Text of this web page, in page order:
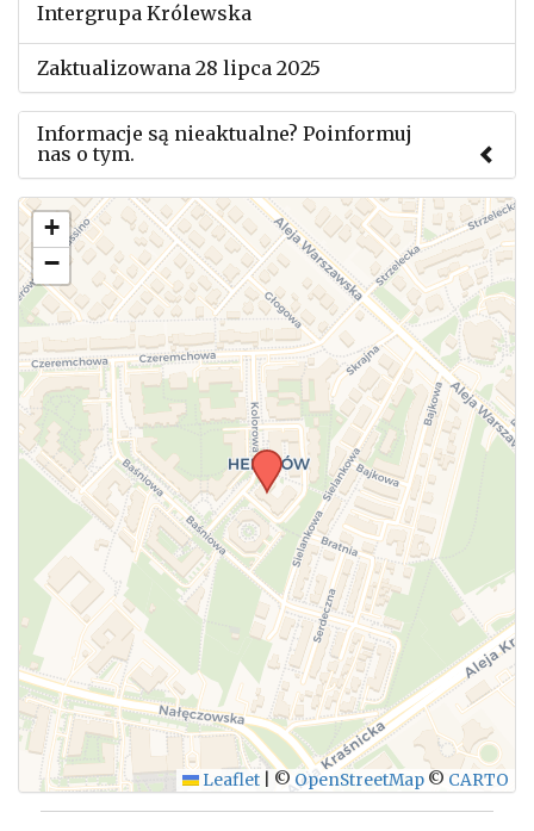
Intergrupa Królewska
Zaktualizowana 28 lipca 2025
Informacje są nieaktualne? Poinformuj
nas o tym.
Użyj tego formularza aby przesłać informację o
zmianach w powyższym mityngu.
WYŚLIJ
+
−
Leaflet © OpenStreetMap © CARTO